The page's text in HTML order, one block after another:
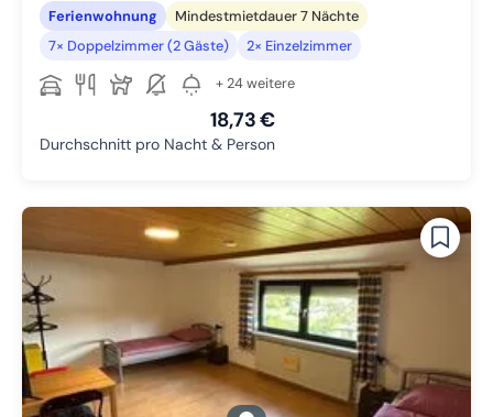
Ferienwohnung
Mindestmietdauer 7 Nächte
7× Doppelzimmer (2 Gäste)
2× Einzelzimmer
+ 24 weitere
18,73 €
Durchschnitt pro Nacht & Person